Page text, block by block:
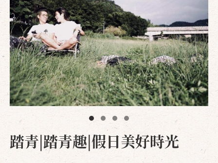
踏青|踏青趣|假日美好時光